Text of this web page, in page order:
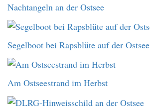
Nachtangeln an der Ostsee
Segelboot bei Rapsblüte auf der Ostsee
Am Ostseestrand im Herbst